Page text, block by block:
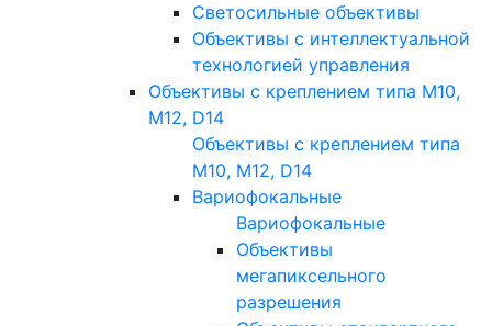
Светосильные объективы
Объективы с интеллектуальной
технологией управления
Объективы с креплением типа M10,
M12, D14
Объективы с креплением типа
M10, M12, D14
Вариофокальные
Вариофокальные
Объективы
мегапиксельного
разрешения